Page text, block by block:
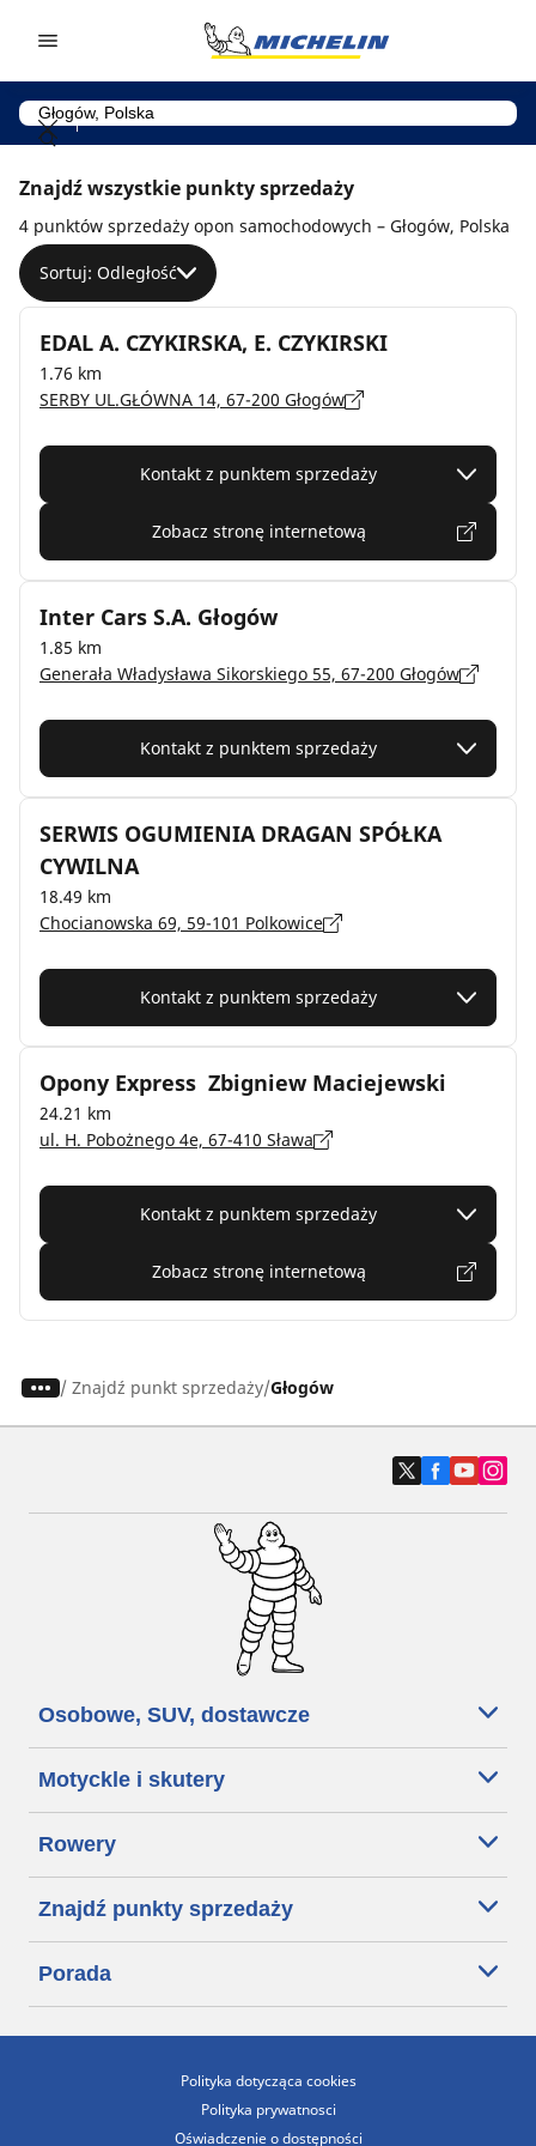
Znajdź wszystkie punkty sprzedaży
4 punktów sprzedaży opon samochodowych – Głogów, Polska
Sortuj: Odległość
EDAL A. CZYKIRSKA, E. CZYKIRSKI
1.76 km
SERBY UL.GŁÓWNA 14, 67-200 Głogów
Kontakt z punktem sprzedaży
Zobacz stronę internetową
Inter Cars S.A. Głogów
1.85 km
Generała Władysława Sikorskiego 55, 67-200 Głogów
Kontakt z punktem sprzedaży
SERWIS OGUMIENIA DRAGAN SPÓŁKA
CYWILNA
18.49 km
Chocianowska 69, 59-101 Polkowice
Kontakt z punktem sprzedaży
Opony Express Zbigniew Maciejewski
24.21 km
ul. H. Pobożnego 4e, 67-410 Sława
Kontakt z punktem sprzedaży
Zobacz stronę internetową
/ Znajdź punkt sprzedaży Głogów
Osobowe, SUV, dostawcze
Motyckle i skutery
Rowery
Znajdź punkty sprzedaży
Porada
Polityka dotycząca cookies
Polityka prywatnosci
Oświadczenie o dostępności